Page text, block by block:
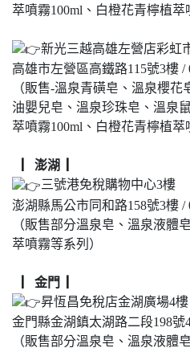
萃噴霧100ml、白橙花青檸植萃
新光三越高雄左營店彩虹
高雄市左營區高鐵路115號3樓 /
（販售-溫泉青磺皂、溫泉櫻
油嬰兒皂、溫泉珍珠皂、溫泉
萃噴霧100ml、白橙花青檸植萃
▏澎湖 ▏
三號港免稅購物中心3樓
澎湖縣馬公市同和路158號3樓 /
（販售部分溫泉皂、溫泉液體
萃噴霧等系列）
▏金門 ▏
昇恆昌免稅店金湖廣場4樓
金門縣金湖鎮太湖路二段198號
（販售部分溫泉皂、溫泉液體